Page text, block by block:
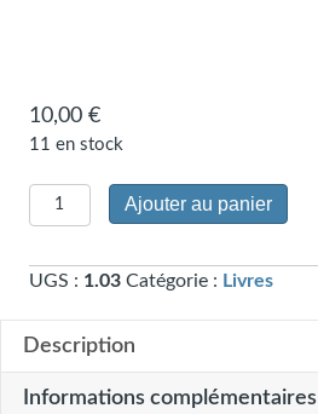
10,00 €
11 en stock
quantité
de
groupes
familiaux
Al-
Anon
(1.03)
Ajouter au panier
UGS : 1.03 Catégorie : Livres
Description
Informations complémentaires